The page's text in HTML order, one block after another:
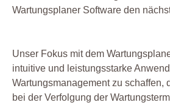
Wartungsplaner Software den
Unser Fokus mit dem
intuitive und leistungsstarke
Wartungsmanagement zu schaffen,
bei der Verfolgung der